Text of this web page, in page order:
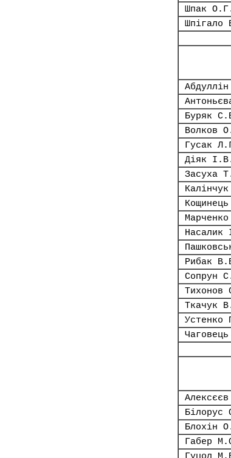
Шпак
Шпігало
Буряк
Волков
Гусак
Діяк
Засуха
Насалик
Рибак
Сопрун
Тихонов
Ткачук
Устенко
Білорус
Блохін
Габер